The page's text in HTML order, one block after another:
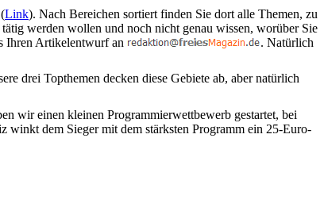
Link). Nach Bereichen sortiert finden Sie dort alle Themen, zu
tätig werden wollen und noch nicht genau wissen, worüber Sie
Ihren Artikelentwurf an
. Natürlich
drei Topthemen decken diese Gebiete ab, aber natürlich
wir einen kleinen Programmierwettbewerb gestartet, bei
winkt dem Sieger mit dem stärksten Programm ein 25-Euro-